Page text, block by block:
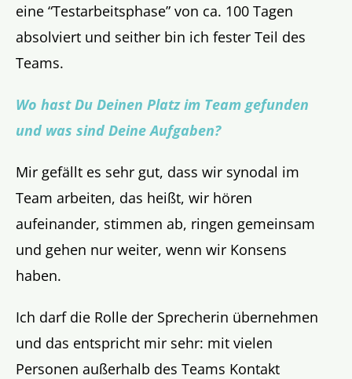
eine “Testarbeitsphase” von ca. 100 Tagen
absolviert und seither bin ich fester Teil des
Teams.
Wo hast Du Deinen Platz im Team gefunden
und was sind Deine Aufgaben?
Mir gefällt es sehr gut, dass wir synodal im
Team arbeiten, das heißt, wir hören
aufeinander, stimmen ab, ringen gemeinsam
und gehen nur weiter, wenn wir Konsens
haben.
Ich darf die Rolle der Sprecherin übernehmen
und das entspricht mir sehr: mit vielen
Personen außerhalb des Teams Kontakt